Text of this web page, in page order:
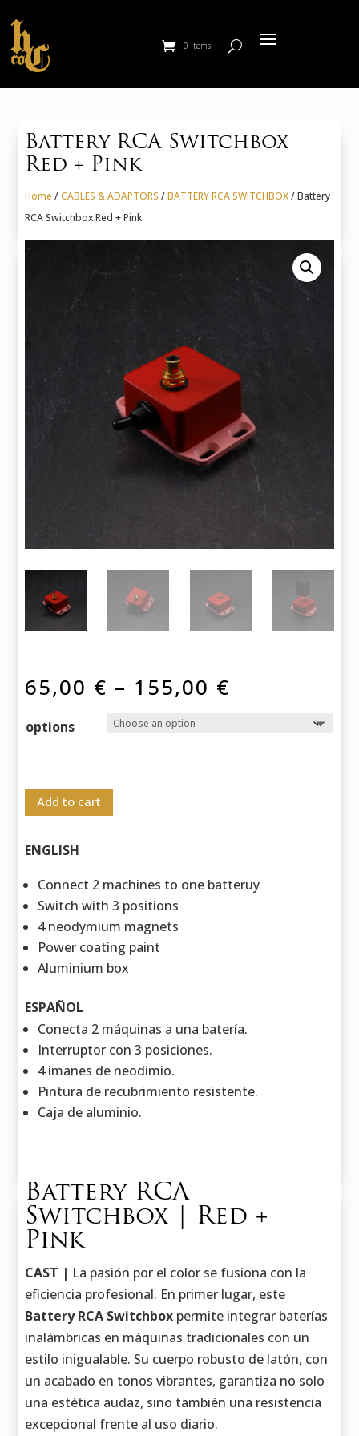
0 Items
Battery RCA Switchbox
Red + Pink
Home /CABLES & ADAPTORS /BATTERY RCA SWITCHBOX/ Battery
RCA Switchbox Red + Pink
65,00 € – 155,00 €
options
Add to cart
ENGLISH
Connect 2 machines to one batteruy
Switch with 3 positions
4 neodymium magnets
Power coating paint
Aluminium box
ESPAÑOL
Conecta 2 máquinas a una batería.
Interruptor con 3 posiciones.
4 imanes de neodimio.
Pintura de recubrimiento resistente.
Caja de aluminio.
Battery RCA
Switchbox | Red +
Pink
CAST | La pasión por el color se fusiona con la
eficiencia profesional. En primer lugar, este
Battery RCA Switchbox permite integrar baterías
inalámbricas en máquinas tradicionales con un
estilo inigualable. Su cuerpo robusto de latón, con
un acabado en tonos vibrantes, garantiza no solo
una estética audaz, sino también una resistencia
excepcional frente al uso diario.